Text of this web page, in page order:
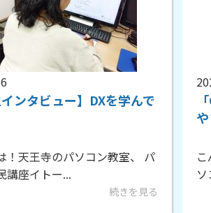
インタビュー】DXを学んで
！天王寺のパソコン教室、 パ
講座イトー...
続きを見る